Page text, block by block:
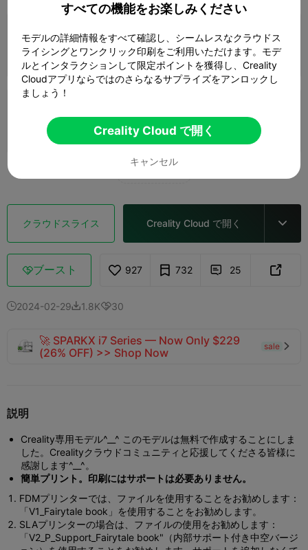
0.16mmレイヤー、2ウォール、インフィル
15%
 03h 46m  1 プレート  43.80g
 01h 57m  1 プレート 40.11g
クラウドスライス Creality Cloud で開く 
ブースト 927 732  25 
2024-02-291.8K30
🚀 SPARKX i7 Series — Now Only $229
(26% OFF) >> Shop Now
sale 
説明
Creality専用モデル^__^ このモデルは無料で作成することにしま
した。Crealityクラウドコミュニティと応援してくださる皆様に
感謝します^__^。
簡単プリント。印刷にはサポートは必要ありません。
FDMプリンターでは、ファイルを使用することをお勧めします：
「V1_Fairytale book」を使用することをお勧めします。
SLAプリンターの場合は、ファイルの使用をお勧めします：
「V2_P_Support_Fairytale book"（内部サポート付き中空バージ
すべての機能をお楽しみください
モデルの詳細情報をすべて確認し、シームレスなクラウドス
ライシングとワンクリック印刷をご利用いただけます。モデ
ルとインタラクションして限定ポイントを獲得し、Creality
Cloudアプリならではのさらなるサプライズをアンロックし
ましょう！
Creality Cloud で開く
キャンセル